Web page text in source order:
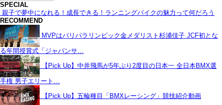
SPECIAL
親子で夢中になれる！成長できる！ランニングバイクの魅力って何だろう
RECOMMEND
MVPはパリパラリンピック金メダリスト杉浦佳子 JCF初とな
る年間授賞式「ジャパンサ…
【Pick Up】中井飛馬が5年ぶり2度目の日本一 全日本BMX選
手権 男子エリート…
【Pick Up】五輪種目「BMXレーシング」競技紹介動画